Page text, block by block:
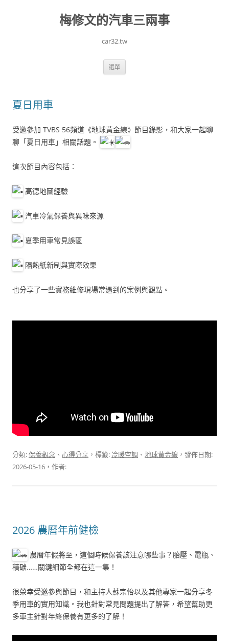
梅修文的汽車三兩事
car32.tw
選單
夏日用車
受邀參加 TVBS 56頻道《地球黃金線》節目錄影，和大家一起聊
聊「夏日用車」相關話題。
這次節目內容包括：
高德地圖經驗
汽車冷氣保養與異味來源
夏季用車常見誤區
隔熱紙新制與實際效果
也分享了一些實務維修現場常遇到的案例與觀點。
分類:保養觀念 、 心得分享 ，標籤: 冷暖空調 、 地球黃金線 ，發佈日期:
2026-05-16 ，作者:
2026 農曆年前健檢
農曆年假將至，這個時候保養該注意哪些事？胎壓、電瓶、
積碳……關鍵細節全都在這一集！
很榮幸受邀參與節目，和主持人蘇宗怡以及其他專家一起分享冬
季用車的實用知識。我也針對常見問題提出了解答，希望幫助更
多車主針對年終保養有更多的了解！